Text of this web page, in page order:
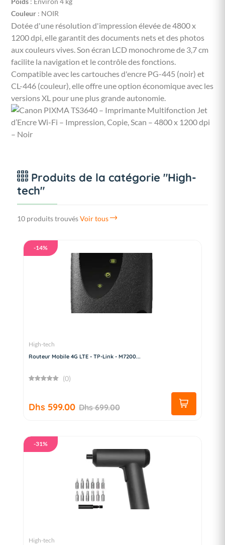
Couleur : NOIR
Dotée d'une résolution d'impression élevée de 4800 x
1200 dpi, elle garantit des documents nets et des photos
aux couleurs vives. Son écran LCD monochrome de 3,7 cm
facilite la navigation et le contrôle des fonctions.
Compatible avec les cartouches d'encre PG-445 (noir) et
CL-446 (couleur), elle offre une option économique avec les
versions XL pour une plus grande autonomie.
Produits de la catégorie "High-
tech"
10 produits trouvésVoir tous
-14%
High-tech
Routeur Mobile 4G LTE - TP-Link - M7200...
(0)
Dhs 599.00 Dhs 699.00
-31%
High-tech